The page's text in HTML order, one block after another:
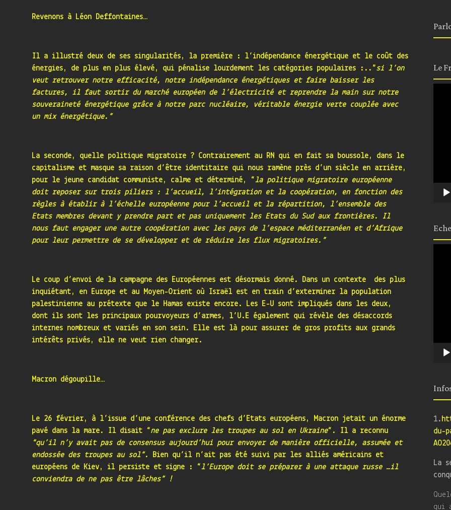
Revenons à Léon Deffontaines…
Il a illustré deux de ses singularités, la première : l’indépendance énergétique et le coût des
énergies, de plus en plus élevé, qui pénalise lourdement les catégories populaires :..”si l’on
veut retrouver notre efficacité, notre indépendance énergétiques et faire baisser les
factures, il faut sortir du marché européen de l’électricité et reprendre la main sur notre
souveraineté énergétique grâce à notre parc nucléaire, véritable énergie verte couplée avec
un mix énergétique.”
La seconde, quelle politique migratoire ? Contrairement au RN qui en fait sa boussole, dans le
capitalisme et masque sa raison d’être identitaire qui nous ramène près d’un siècle en arrière,
pour le jeune candidat communiste, calme et déterminé, “la politique migratoire européenne
doit reposer sur trois piliers : l’accueil, l’intégration et la coopération, en fonction des
règles à établir à l’échelle européenne pour l’accueil et la répartition, l’ensemble des
Etats membres devant y prendre part et pas uniquement les Etats du Sud aux frontières. Il
nous faut engager une autre coopération avec les pays de l’espace méditerranéen et d’Afrique
pour leur permettre de se développer et de réduire les flux migratoires.”
Le coup d’envoi de la campagne des Européennes est désormais donné. Dans un contexte des plus
inquiétant, en Europe et au Moyen-Orient où Israël est en train d’exterminer la population
palestinienne au prétexte que le Hamas existe encore. Les E-U sont impliqués dans les deux,
dont ils sont les principaux pourvoyeurs d’armes, l’U.E également qui révèle des désaccords
internes nombreux et variés en son sein. Elle est là pour assurer de gros profits aux grands
intérêts privés, elle ne veut rien changer.
Macron dégoupille…
Le 26 février, à l’issue d’une conférence des chefs d’Etats européens, Macron jetait un énorme
pavé dans la mare. Il disait “ne pas exclure les troupes au sol en Ukraine“. Il a reconnu
“qu’il n’y avait pas de consensus aujourd’hui pour envoyer de manière officielle, assumée et
endossée des troupes au sol”.
Bien qu’il n’ait pas été suivi par les alliés américains et
européens de Kiev, il persiste et signe : “l’Europe doit se préparer à une attaque russe …il
conviendra de ne pas être lâches” !
Le
1.
du-
La
qui